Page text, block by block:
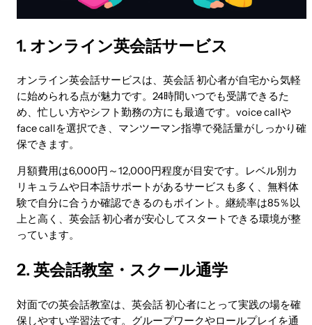
1. オンライン英会話サービス
オンライン英会話サービスは、英会話 初心者が自宅から気軽
に始められる点が魅力です。24時間いつでも受講できるた
め、忙しい方やシフト勤務の方にも最適です。voice callや
face callを選択でき、マンツーマン指導で発話量がしっかり確
保できます。
月額費用は6,000円～12,000円程度が目安です。レベル別カ
リキュラムや日本語サポートがあるサービスも多く、無料体
験で自分に合うか確認できるのもポイント。継続率は85％以
上と高く、英会話 初心者が安心してスタートできる環境が整
っています。
2. 英会話教室・スクール通学
対面での英会話教室は、英会話 初心者にとって実践の場を確
保しやすい学習法です。グループワークやロールプレイを通